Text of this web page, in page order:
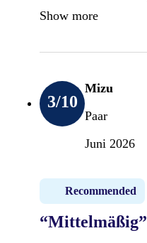
Show more
3/10
Mizu
Paar
Juni 2026
Recommended
“Mittelmäßig”